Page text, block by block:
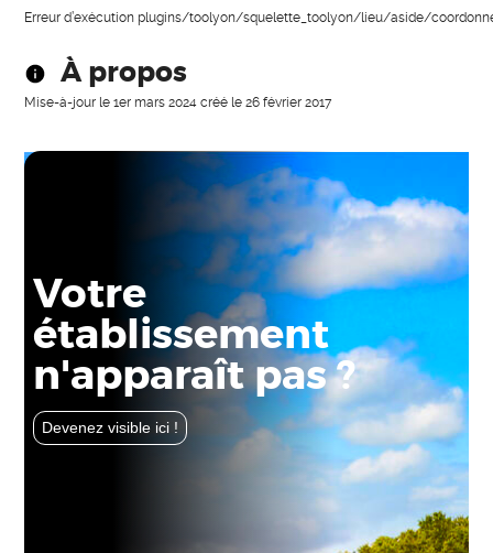
Erreur d’exécution plugins/toolyon/squelette_toolyon/lieu/aside/
À propos
Mise-à-jour le1er mars 2024 créé le26 février 2017
Votre
établissement
n'apparaît pas ?
Devenez visible ici !